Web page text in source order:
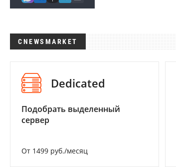
CNEWSMARKET
Dedicated
Подобрать выделенный
сервер
От 1499 руб./месяц